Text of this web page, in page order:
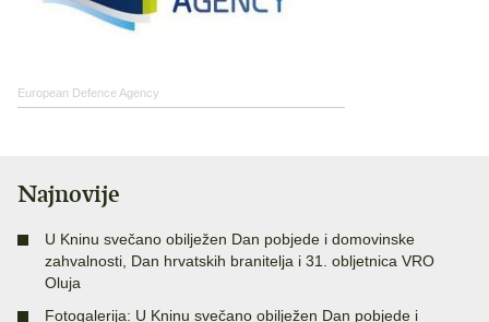
European Defence Agency
Najnovije
U Kninu svečano obilježen Dan pobjede i domovinske
zahvalnosti, Dan hrvatskih branitelja i 31. obljetnica VRO
Oluja
Fotogalerija: U Kninu svečano obilježen Dan pobjede i